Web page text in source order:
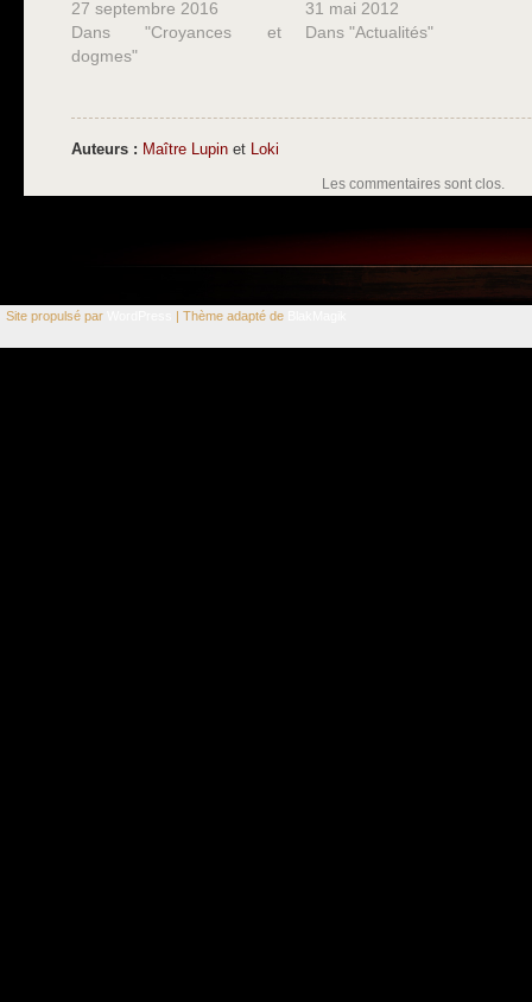
27 septembre 2016
Dans "Croyances et
dogmes"
31 mai 2012
Dans "Actualités"
Auteurs : Maître Lupin et Loki
Les commentaires sont clos.
Site propulsé par | Thème adapté de